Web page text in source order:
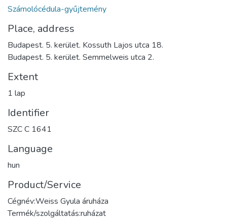
Számolócédula-gyűjtemény
Place, address
Budapest. 5. kerület. Kossuth Lajos utca 18.
Budapest. 5. kerület. Semmelweis utca 2.
Extent
1 lap
Identifier
SZC C 1641
Language
hun
Product/Service
Cégnév:Weiss Gyula áruháza
Termék/szolgáltatás:ruházat